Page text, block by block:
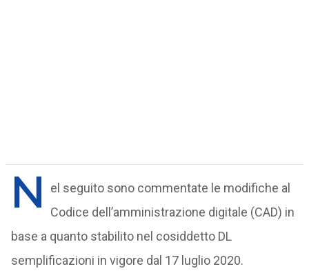
N
el seguito sono commentate le modifiche al
Codice dell’amministrazione digitale (CAD) in
base a quanto stabilito nel cosiddetto DL
semplificazioni in vigore dal 17 luglio 2020.